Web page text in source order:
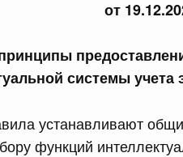
от
системы
устанавливают
функций
Федерации от
Российской
Федерации от